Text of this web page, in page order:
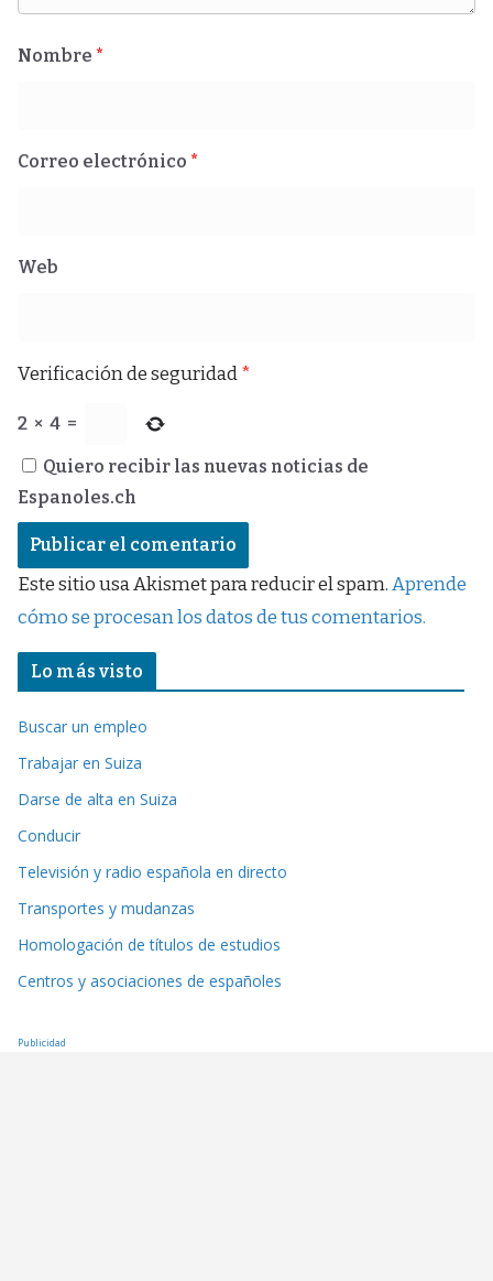
Nombre *
Correo electrónico *
Web
Verificación de seguridad*
2 × 4 =
Quiero recibir las nuevas noticias de
Espanoles.ch
Este sitio usa Akismet para reducir el spam.Aprende
cómo se procesan los datos de tus comentarios.
Lo más visto
Buscar un empleo
Trabajar en Suiza
Darse de alta en Suiza
Conducir
Televisión y radio española en directo
Transportes y mudanzas
Homologación de títulos de estudios
Centros y asociaciones de españoles
Publicidad